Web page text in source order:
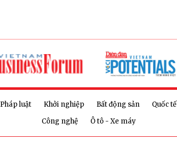
Pháp luật Khởi nghiệp Bất động sản Quốc tế
Công nghệ
Ô tô - Xe máy